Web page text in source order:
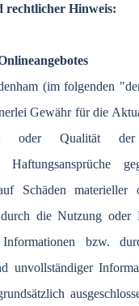
rechtlicher Hinweis:
(im folgenden "
Gewähr fürdie
oder Qualität der
Haftungsansprüche
Schäden materieller
durch dieNutzung oder
Informationen bzw.
unvollständiger